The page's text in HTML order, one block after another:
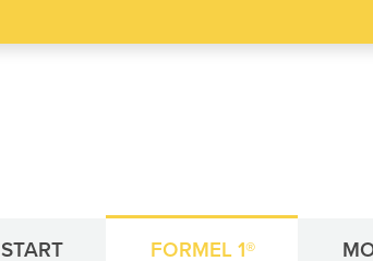
START FORMEL 1®